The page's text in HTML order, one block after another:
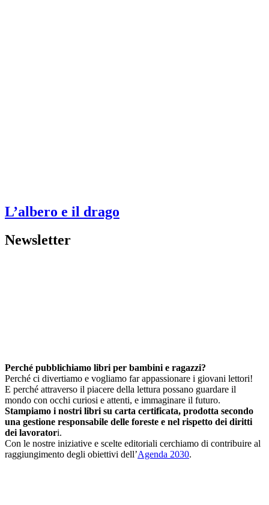
L’albero e il drago
Newsletter
Perché pubblichiamo libri per bambini e ragazzi?
Perché ci divertiamo e vogliamo far appassionare i giovani lettori!
E perché attraverso il piacere della lettura possano guardare il
mondo con occhi curiosi e attenti, e immaginare il futuro.
Stampiamo i nostri libri su carta certificata, prodotta secondo
una gestione responsabile delle foreste e nel rispetto dei diritti
dei lavoratori.
Con le nostre iniziative e scelte editoriali cerchiamo di contribuire al
raggiungimento degli obiettivi dell’Agenda 2030.